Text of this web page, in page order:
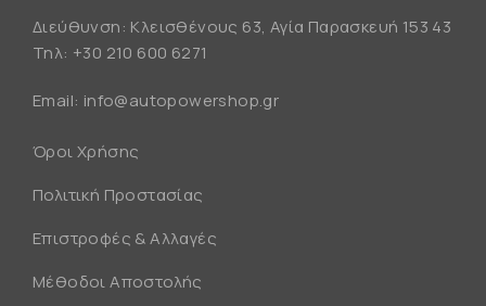
Διεύθυνση: Κλεισθένους 63, Αγία Παρασκευή 153 43
Τηλ: +30 210 600 6271
Email: info@autopowershop.gr
Όροι Χρήσης
Πολιτική Προστασίας
Επιστροφές & Αλλαγές
Μέθοδοι Αποστολής